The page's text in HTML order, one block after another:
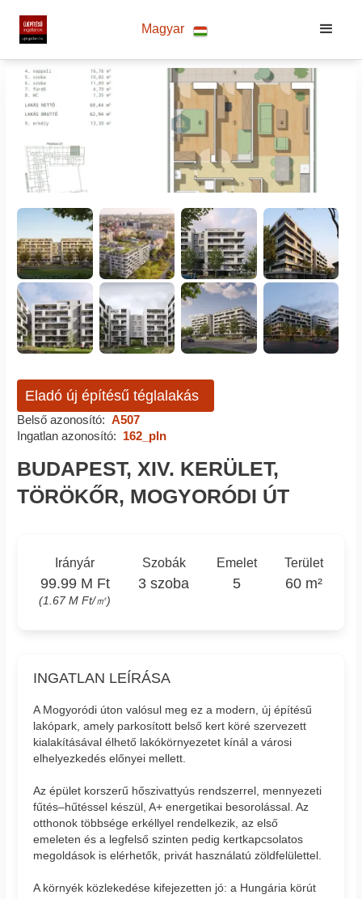
Magyar
Eladó új építésű téglalakás
Belső azonosító: A507
Ingatlan azonosító: 162_pln
BUDAPEST, XIV. KERÜLET,
TÖRÖKŐR, MOGYORÓDI ÚT
Irányár
99.99 M Ft
(1.67 M Ft/㎡)
Szobák
3 szoba
Emelet
5
Terület
60 m²
INGATLAN LEÍRÁSA
A Mogyoródi úton valósul meg ez a modern, új építésű
lakópark, amely parkosított belső kert köré szervezett
kialakításával élhető lakókörnyezetet kínál a városi
elhelyezkedés előnyei mellett.
Az épület korszerű hőszivattyús rendszerrel, mennyezeti
fűtés–hűtéssel készül, A+ energetikai besorolással. Az
otthonok többsége erkéllyel rendelkezik, az első
emeleten és a legfelső szinten pedig kertkapcsolatos
megoldások is elérhetők, privát használatú zöldfelülettel.
A környék közlekedése kifejezetten jó: a Hungária körút